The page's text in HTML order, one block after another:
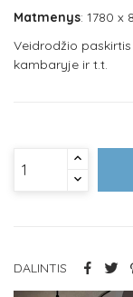
Matmenys: 1780 x
Veidrodžio
kambaryje ir t.t.
DALINTIS